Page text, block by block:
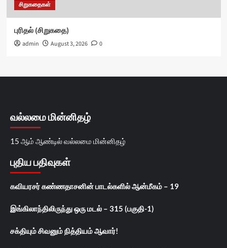
சிறுகதைகள்
புரிதல் (சிறுகதை)
admin August 3, 2026 0
வல்லமை மின்னிதழ்
15 ஆம் ஆண்டில் வல்லமை மின்னிதழ்
புதிய பதிவுகள்
கவியரசர் கண்ணதாசனின் பாடல்களில் ஆன்மீகம் – 19
இங்கிலாந்திலிருந்து ஒரு மடல் – 315 (பகுதி-1)
சக்தியும் சிவனும் நித்தியம் ஆவார்!